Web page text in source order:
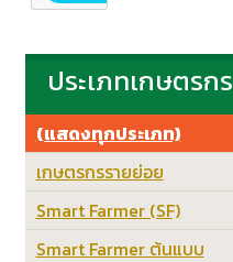
ประเภทเกษตรกร
(แสดงทุกประเภท)
เกษตรกรรายย่อย
Smart Farmer (SF)
Smart Farmer ต้นแบบ